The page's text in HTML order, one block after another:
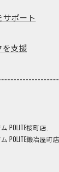
ポート
を支援
POLITE桜町店
POLITE鍛冶屋町店